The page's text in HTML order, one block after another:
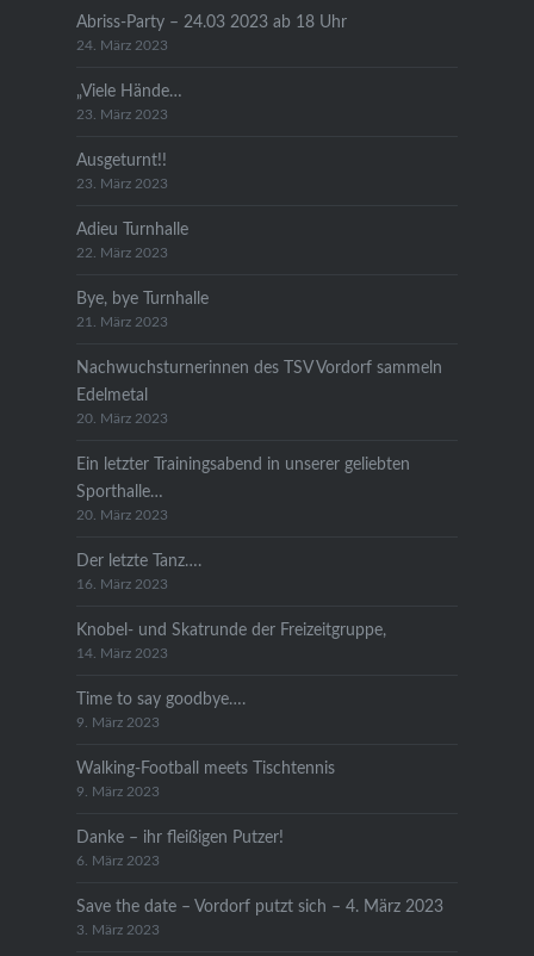
Abriss-Party – 24.03 2023 ab 18 Uhr
24. März 2023
„Viele Hände…
23. März 2023
Ausgeturnt!!
23. März 2023
Adieu Turnhalle
22. März 2023
Bye, bye Turnhalle
21. März 2023
Nachwuchsturnerinnen des TSV Vordorf sammeln
Edelmetal
20. März 2023
Ein letzter Trainingsabend in unserer geliebten
Sporthalle…
20. März 2023
Der letzte Tanz….
16. März 2023
Knobel- und Skatrunde der Freizeitgruppe,
14. März 2023
Time to say goodbye….
9. März 2023
Walking-Football meets Tischtennis
9. März 2023
Danke – ihr fleißigen Putzer!
6. März 2023
Save the date – Vordorf putzt sich – 4. März 2023
3. März 2023